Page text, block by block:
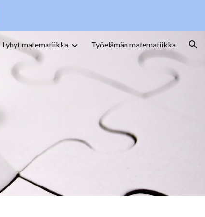
Lyhyt matematiikka Työelämän matematiikka